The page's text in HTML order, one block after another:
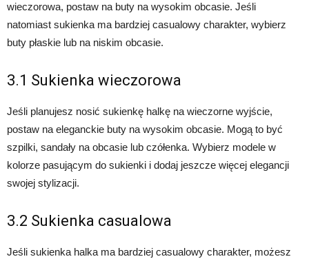
wieczorowa, postaw na buty na wysokim obcasie. Jeśli
natomiast sukienka ma bardziej casualowy charakter, wybierz
buty płaskie lub na niskim obcasie.
3.1 Sukienka wieczorowa
Jeśli planujesz nosić sukienkę halkę na wieczorne wyjście,
postaw na eleganckie buty na wysokim obcasie. Mogą to być
szpilki, sandały na obcasie lub czółenka. Wybierz modele w
kolorze pasującym do sukienki i dodaj jeszcze więcej elegancji
swojej stylizacji.
3.2 Sukienka casualowa
Jeśli sukienka halka ma bardziej casualowy charakter, możesz